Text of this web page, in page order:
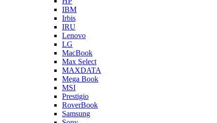
IBM
Irbis
IRU
Lenovo
LG
MacBook
Max Select
MAXDATA
Mega Book
MSI
Prestigio
RoverBook
Samsung